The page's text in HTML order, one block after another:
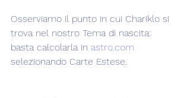
Osserviamo il punto in cui Chariklo si
trova nel nostro Tema di nascita:
basta calcolarla in astro.com
selezionando Carte Estese.